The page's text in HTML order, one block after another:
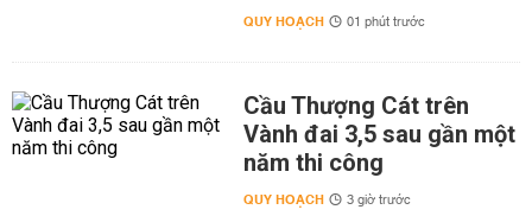
QUY HOẠCH 01 phút trước
Cầu Thượng Cát trên
Vành đai 3,5 sau gần một
năm thi công
QUY HOẠCH 3 giờ trước